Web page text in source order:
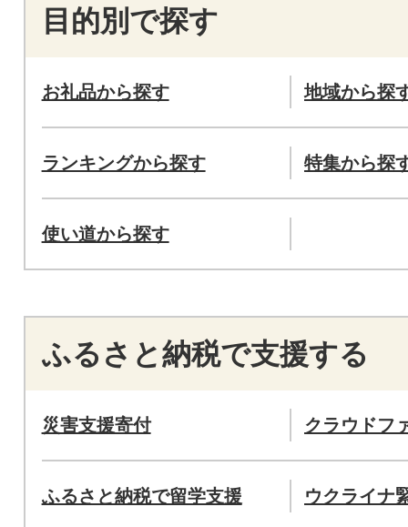
目的別で探す
お礼品から探す 地域から探
ランキングから探す 特集から探
使い道から探す
ふるさと納税で支援する
災害支援寄付 クラウドフ
ふるさと納税で留学支援 ウクライナ